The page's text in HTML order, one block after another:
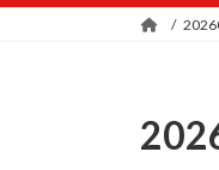
プ
動